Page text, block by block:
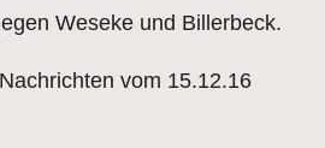
Weseke und Billerbeck.
vom 15.12.16